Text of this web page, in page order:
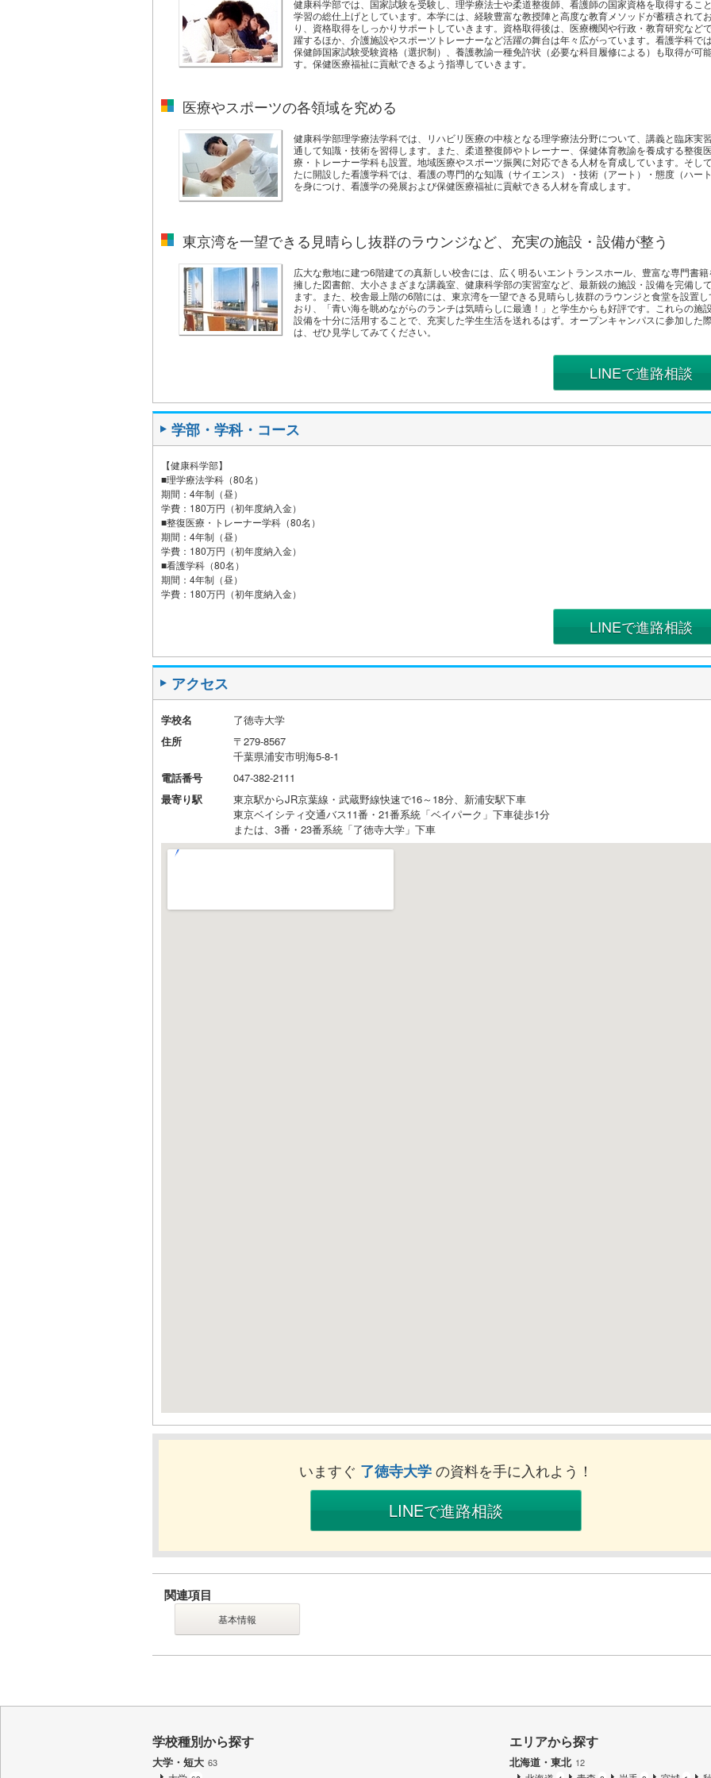
健康科学部では、国家試験を受験し、理学療法士や柔道整復師、看護師の国家資格を取得するこ
学習の総仕上げとしています。本学には、経験豊富な教授陣と高度な教育メソッドが蓄積されてお
り、資格取得をしっかりサポートしていきます。資格取得後は、医療機関や行政・教育研究など
躍するほか、介護施設やスポーツトレーナーなど活躍の舞台は年々広がっています。看護学科では
保健師国家試験受験資格（選択制）、養護教諭一種免許状（必要な科目履修による）も取得が可
す。保健医療福祉に貢献できるよう指導していきます。
医療やスポーツの各領域を究める
健康科学部理学療法学科では、リハビリ医療の中核となる理学療法分野について、講義と臨床実
通して知識・技術を習得します。また、柔道整復師やトレーナー、保健体育教諭を養成する整復
療・トレーナー学科も設置。地域医療やスポーツ振興に対応できる人材を育成しています。そし
たに開設した看護学科では、看護の専門的な知識（サイエンス）・技術（アート）・態度（ハート
を身につけ、看護学の発展および保健医療福祉に貢献できる人材を育成します。
東京湾を一望できる見晴らし抜群のラウンジなど、充実の施設・設備が整う
広大な敷地に建つ6階建ての真新しい校舎には、広く明るいエントランスホール、豊富な専門書籍
擁した図書館、大小さまざまな講義室、健康科学部の実習室など、最新鋭の施設・設備を完備し
ます。また、校舎最上階の6階には、東京湾を一望できる見晴らし抜群のラウンジと食堂を設置し
おり、「青い海を眺めながらのランチは気晴らしに最適！」と学生からも好評です。これらの施設
設備を十分に活用することで、充実した学生生活を送れるはず。オープンキャンパスに参加した
は、ぜひ見学してみてください。
LINEで進路相談
学部・学科・コース
【健康科学部】
■理学療法学科（80名）
期間：4年制（昼）
学費：180万円（初年度納入金）
■整復医療・トレーナー学科（80名）
期間：4年制（昼）
学費：180万円（初年度納入金）
■看護学科（80名）
期間：4年制（昼）
学費：180万円（初年度納入金）
LINEで進路相談
アクセス
学校名
了徳寺大学
住所
〒279-8567
千葉県浦安市明海5-8-1
電話番号
047-382-2111
最寄り駅
東京駅からJR京葉線・武蔵野線快速で16～18分、新浦安駅下車
東京ベイシティ交通バス11番・21番系統「ベイパーク」下車徒歩1分
または、3番・23番系統「了徳寺大学」下車
いますぐ 了徳寺大学の資料を手に入れよう！
LINEで進路相談
関連項目
基本情報
学校種別から探す
大学・短大 63
エリアから探す
北海道・東北 12